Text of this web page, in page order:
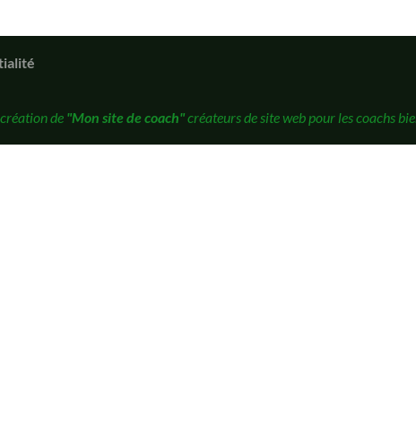
de "Mon site de coach"créateurs de site web pour les coachs